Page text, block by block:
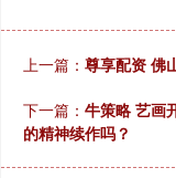
上一篇： 尊享配资 佛
下一篇： 牛策略 艺画
的精神续作吗？